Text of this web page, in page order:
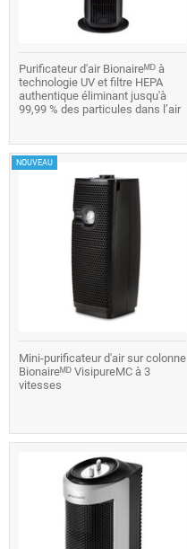
Purificateur d'air Bionaireᴹᴰ à
technologie UV et filtre HEPA
authentique éliminant jusqu'à
99,99 % des particules dans l’air
NOUVEAU
Mini-purificateur d'air sur colonne
Bionaireᴹᴰ VisipureMC à 3
vitesses